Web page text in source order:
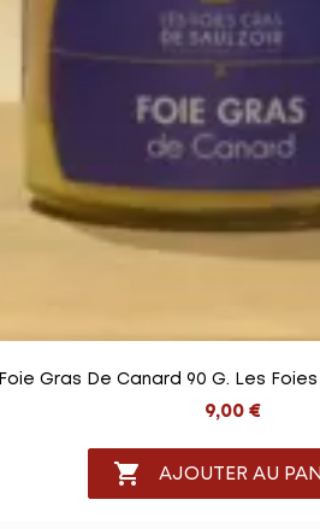
Foie Gras De Canard 90 G. Les
9,00 €
 AJOUTER AU